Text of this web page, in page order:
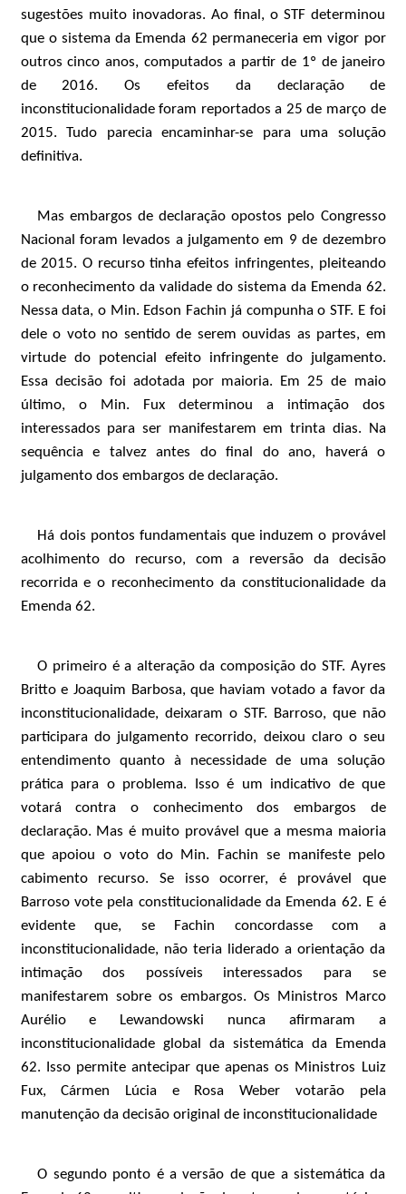
sugestões muito inovadoras. Ao final, o STF determinou
que o sistema da Emenda 62 permaneceria em vigor por
outros cinco anos, computados a partir de 1º de janeiro
de 2016. Os efeitos da declaração de
inconstitucionalidade foram reportados a 25 de março de
2015. Tudo parecia encaminhar-se para uma solução
definitiva.
Mas embargos de declaração opostos pelo Congresso
Nacional foram levados a julgamento em 9 de dezembro
de 2015. O recurso tinha efeitos infringentes, pleiteando
o reconhecimento da validade do sistema da Emenda 62.
Nessa data, o Min. Edson Fachin já compunha o STF. E foi
dele o voto no sentido de serem ouvidas as partes, em
virtude do potencial efeito infringente do julgamento.
Essa decisão foi adotada por maioria. Em 25 de maio
último, o Min. Fux determinou a intimação dos
interessados para ser manifestarem em trinta dias. Na
sequência e talvez antes do final do ano, haverá o
julgamento dos embargos de declaração.
Há dois pontos fundamentais que induzem o provável
acolhimento do recurso, com a reversão da decisão
recorrida e o reconhecimento da constitucionalidade da
Emenda 62.
O primeiro é a alteração da composição do STF. Ayres
Britto e Joaquim Barbosa, que haviam votado a favor da
inconstitucionalidade, deixaram o STF. Barroso, que não
participara do julgamento recorrido, deixou claro o seu
entendimento quanto à necessidade de uma solução
prática para o problema. Isso é um indicativo de que
votará contra o conhecimento dos embargos de
declaração. Mas é muito provável que a mesma maioria
que apoiou o voto do Min. Fachin se manifeste pelo
cabimento recurso. Se isso ocorrer, é provável que
Barroso vote pela constitucionalidade da Emenda 62. E é
evidente que, se Fachin concordasse com a
inconstitucionalidade, não teria liderado a orientação da
intimação dos possíveis interessados para se
manifestarem sobre os embargos. Os Ministros Marco
Aurélio e Lewandowski nunca afirmaram a
inconstitucionalidade global da sistemática da Emenda
62. Isso permite antecipar que apenas os Ministros Luiz
Fux, Cármen Lúcia e Rosa Weber votarão pela
manutenção da decisão original de inconstitucionalidade
O segundo ponto é a versão de que a sistemática da